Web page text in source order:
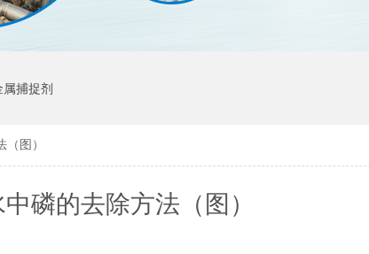
捕捉剂
图）
磷的去除方法（图）